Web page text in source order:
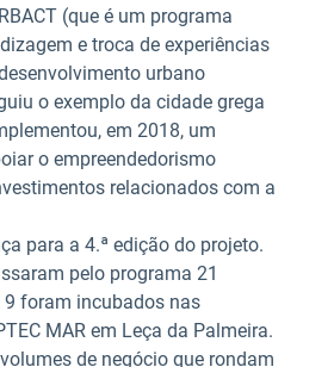
(que é um programa
e troca de experiências
urbano
o exemplo da cidade grega
em 2018, um
o empreendedorismo
relacionados com a
para a 4.ª edição do projeto.
pelo programa 21
9 foram incubados nas
MAR em Leça da Palmeira.
de negócio que rondam